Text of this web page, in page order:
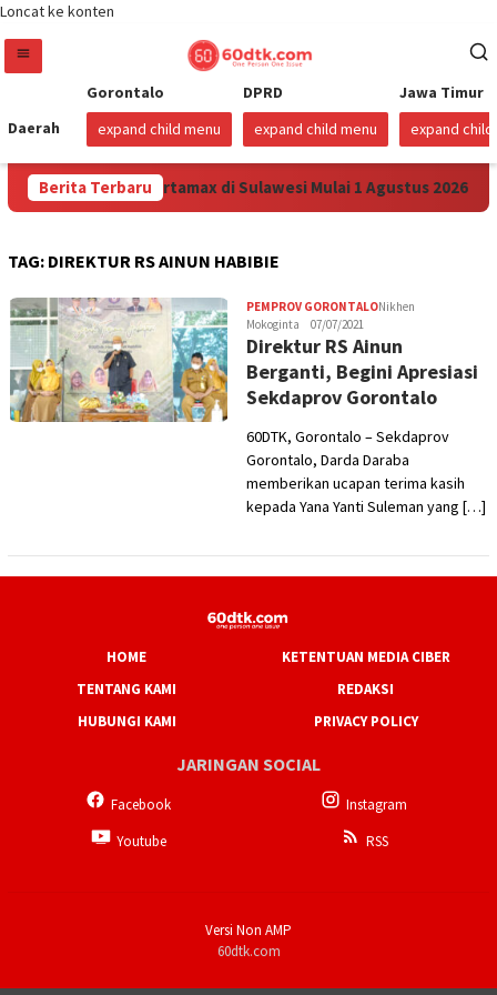
Loncat ke konten
Daerah
Gorontalo
expand child menu
DPRD
expand child menu
Jawa Timur
expand child
Berita Terbaru
Turunkan Harga Pertamax di Sulawesi Mulai 1 Agustus 2026
TAG: DIREKTUR RS AINUN HABIBIE
PEMPROV GORONTALONikhen
Mokoginta
07/07/2021
Direktur RS Ainun
Berganti, Begini Apresiasi
Sekdaprov Gorontalo
60DTK, Gorontalo – Sekdaprov
Gorontalo, Darda Daraba
memberikan ucapan terima kasih
kepada Yana Yanti Suleman yang […]
HOME
KETENTUAN MEDIA CIBER
TENTANG KAMI
REDAKSI
HUBUNGI KAMI
PRIVACY POLICY
JARINGAN SOCIAL
Facebook
Instagram
Youtube
RSS
Versi Non AMP
60dtk.com